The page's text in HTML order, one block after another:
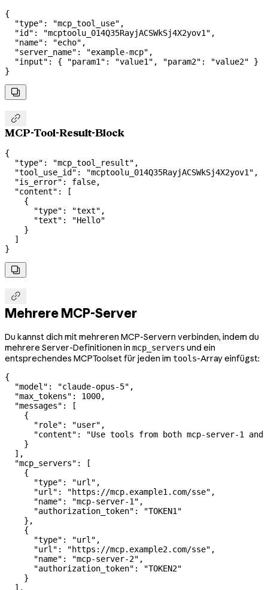
{
  "type"
: "mcp_tool_use" ,
  "id"
: "mcptoolu_014Q35RayjACSWkSj4X2yov1" ,
  "name"
: "echo" ,
  "server_name"
: "example-mcp" ,
  "input"
: { "param1" : "value1" , "param2" : "value2" }
}


MCP-Tool-Result-Block
{
  "type"
: "mcp_tool_result" ,
  "tool_use_id"
: "mcptoolu_014Q35RayjACSWkSj4X2yov1" ,
  "is_error"
: false,
  "content"
: [
    {
      "type"
: "text" ,
      "text"
:
"Hello"
    }
  ]
}


Mehrere MCP-Server
Du kannst dich mit mehreren MCP-Servern verbinden, indem du
mehrere Server-Definitionen in mcp_servers und ein
entsprechendes MCPToolset für jeden im tools-Array einfügst:
{
  "model"
: "claude-opus-5" ,
  "max_tokens"
: 1000,
  "messages"
: [
    {
      "role"
: "user" ,
      "content"
:
"Use tools from both mcp-server-1
    }
  ],
  "mcp_servers"
: [
    {
      "type"
: "url" ,
      "url"
: "https://mcp.example1.com/sse" ,
      "name"
: "mcp-server-1" ,
      "authorization_token"
:
"TOKEN1"
    },
    {
      "type"
: "url" ,
      "url"
: "https://mcp.example2.com/sse" ,
      "name"
: "mcp-server-2" ,
      "authorization_token"
:
"TOKEN2"
    }
  ],